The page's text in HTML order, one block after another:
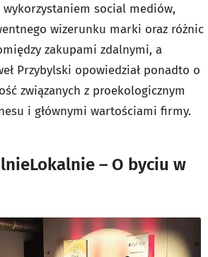
social mediów,
wizerunku marki oraz różnic
zakupami zdalnymi, a
Przybylski opowiedział ponadto o
związanych z proekologicznym
i głównymi wartościami firmy.
– O byciu w